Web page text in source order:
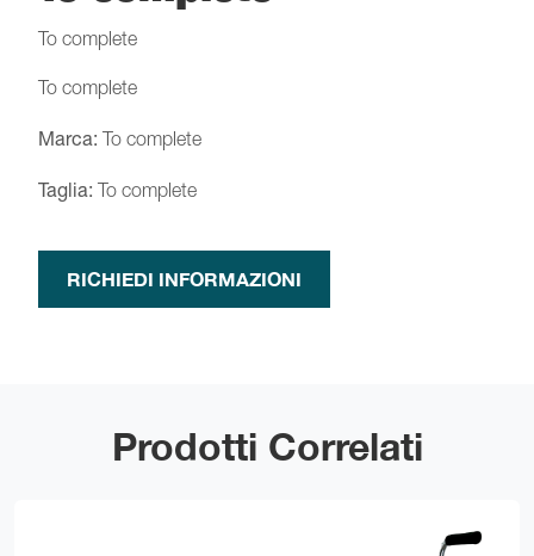
To complete
To complete
Marca: To complete
Taglia: To complete
RICHIEDI INFORMAZIONI
Prodotti Correlati